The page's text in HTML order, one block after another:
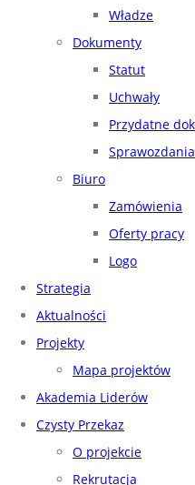
Władze
Dokumenty
Statut
Uchwały
Przydatne
Biuro
Zamówienia
Oferty pracy
Logo
Strategia
Aktualności
Projekty
Mapa projektów
Akademia Liderów
Czysty Przekaz
O projekcie
Rekrutacja